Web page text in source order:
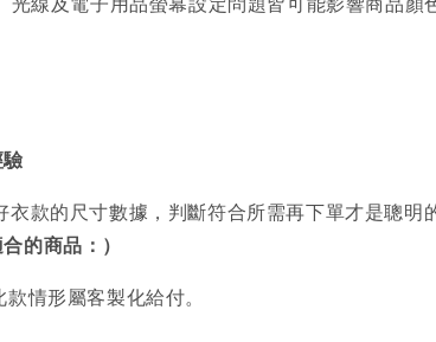
衣款的尺寸數據，判斷符合所需再下單才是聰明
的商品：）
情形屬客製化給付。